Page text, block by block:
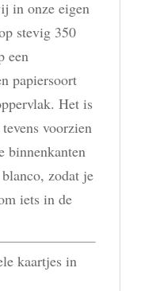
in onze eigen
stevig 350
een
papiersoort
Het is
voorzien
binnenkanten
zodat je
iets in de
kaartjes in